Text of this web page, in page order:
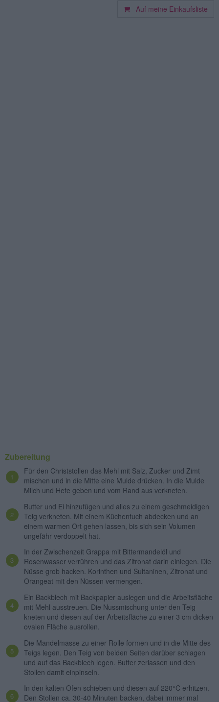
Auf meine Einkaufsliste
Zubereitung
Für den Christstollen das Mehl mit Salz, Zucker und Zimt
mischen und in die Mitte eine Mulde drücken. In die Mulde
Milch und Hefe geben und vom Rand aus verkneten.
Butter und Ei hinzufügen und alles zu einem geschmeidigen
Teig verkneten. Mit einem Küchentuch abdecken und an
einem warmen Ort gehen lassen, bis sich sein Volumen
ungefähr verdoppelt hat.
In der Zwischenzeit Grappa mit Bittermandelöl und
Rosenwasser verrühren und das Zitronat darin einlegen. Die
Nüsse grob hacken. Korinthen und Sultaninen, Zitronat und
Orangeat mit den Nüssen vermengen.
Ein Backblech mit Backpapier auslegen und die Arbeitsfläche
mit Mehl ausstreuen. Die Nussmischung unter den Teig
kneten und diesen auf der Arbeitsfläche zu einer 3 cm dicken
ovalen Fläche ausrollen.
Die Mandelmasse zu einer Rolle formen und in die Mitte des
Teigs legen. Den Teig von beiden Seiten darüber schlagen
und auf das Backblech legen. Butter zerlassen und den
Stollen damit einpinseln.
In den kalten Ofen schieben und diesen auf 220°C erhitzen.
Den Stollen ca. 30-40 Minuten backen, dabei immer mal